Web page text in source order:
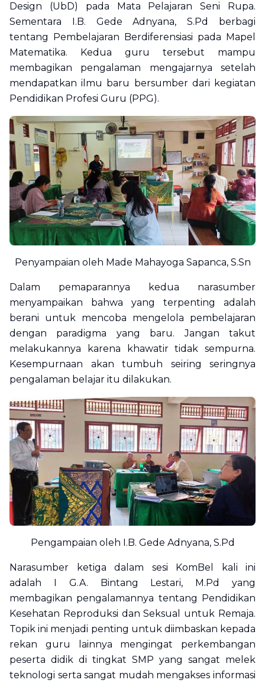
Design (UbD) pada Mata Pelajaran Seni Rupa.
Sementara I.B. Gede Adnyana, S.Pd berbagi
tentang Pembelajaran Berdiferensiasi pada Mapel
Matematika. Kedua guru tersebut mampu
membagikan pengalaman mengajarnya setelah
mendapatkan ilmu baru bersumber dari kegiatan
Pendidikan Profesi Guru (PPG).
Penyampaian oleh Made Mahayoga Sapanca, S.Sn
Dalam pemaparannya kedua narasumber
menyampaikan bahwa yang terpenting adalah
berani untuk mencoba mengelola pembelajaran
dengan paradigma yang baru. Jangan takut
melakukannya karena khawatir tidak sempurna.
Kesempurnaan akan tumbuh seiring seringnya
pengalaman belajar itu dilakukan.
Pengampaian oleh I.B. Gede Adnyana, S.Pd
Narasumber ketiga dalam sesi KomBel kali ini
adalah I G.A. Bintang Lestari, M.Pd yang
membagikan pengalamannya tentang Pendidikan
Kesehatan Reproduksi dan Seksual untuk Remaja.
Topik ini menjadi penting untuk diimbaskan kepada
rekan guru lainnya mengingat perkembangan
peserta didik di tingkat SMP yang sangat melek
teknologi serta sangat mudah mengakses informasi